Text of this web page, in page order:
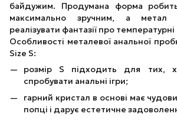
байдужим. Продумана форма
максимально зручним, а метал
реалізувати фантазії про температурні
Особливості металевої анальної
Size S:
розмір S підходить для тих,
спробувати анальні ігри;
гарний кристал в основі має
попці і дарує естетичне